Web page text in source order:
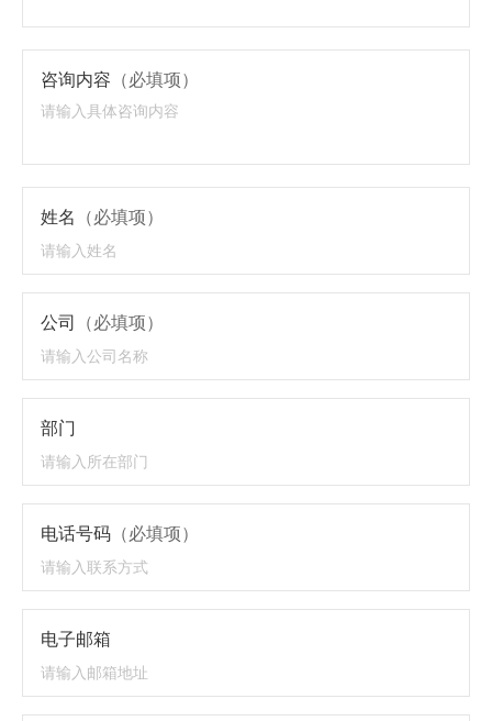
咨询内容 （必填项）
姓名 （必填项）
公司 （必填项）
部门
电话号码 （必填项）
电子邮箱